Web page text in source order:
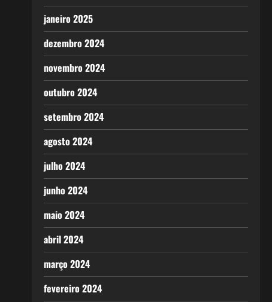
janeiro 2025
dezembro 2024
novembro 2024
outubro 2024
setembro 2024
agosto 2024
julho 2024
junho 2024
maio 2024
abril 2024
março 2024
fevereiro 2024